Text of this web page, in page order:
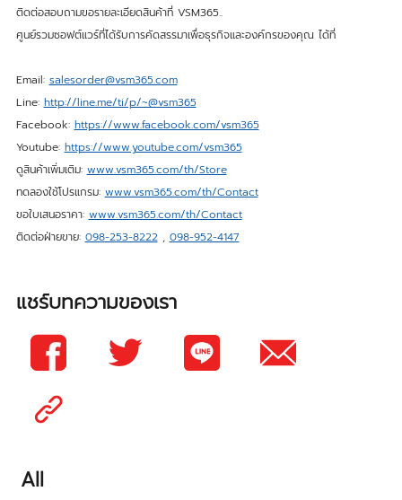
ติดต่อสอบถามขอรายละเอียดสินค้าที่ VSM365..
ศูนย์รวมซอฟต์แวร์ที่ได้รับการคัดสรรมาเพื่อธุรกิจและองค์กรของคุณ ได้ที่
Email: salesorder@vsm365.com
Line: http://line.me/ti/p/~@vsm365
Facebook: https://www.facebook.com/vsm365
Youtube: https://www.youtube.com/vsm365
ดูสินค้าเพิ่มเติม: www.vsm365.com/th/Store
ทดลองใช้โปรแกรม: www.vsm365.com/th/Contact
ขอใบเสนอราคา: www.vsm365.com/th/Contact
ติดต่อฝ่ายขาย: 098-253-8222, 098-952-4147
แชร์บทความของเรา
All